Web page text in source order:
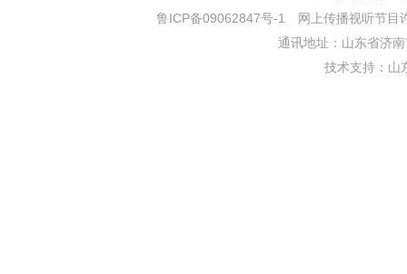
鲁ICP备09062847号-1
网上传播视听节目
通讯地址：山东省济
技术支持： 山